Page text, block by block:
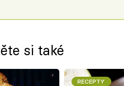
si také
RECEPTY